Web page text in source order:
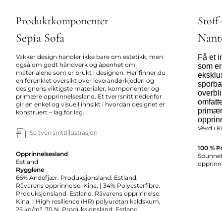
Produktkomponenter
Sepia Sofa
Vakker design handler ikke bare om estetikk, men
også om godt håndverk og åpenhet om
materialene som er brukt i designen. Her finner du
en forenklet oversikt over leverandørkjeden og
designens viktigste materialer, komponenter og
primære opprinnelsesland. Et tverrsnitt nedenfor
gir en enkel og visuell innsikt i hvordan designet er
konstruert – lag for lag.
Se tverrsnittillustrasjon
Opprinnelsesland
Estland
Rygglene
66% Andefjær. Produksjonsland: Estland.
Råvarens opprinnelse: Kina. | 34% Polyesterfibre.
Produksjonsland: Estland. Råvarens opprinnelse:
Kina. | High resilience (HR) polyuretan kaldskum,
25 kg/m³, 70 N. Produksjonsland: Estland.
Få et
som
Vevd i
100 %